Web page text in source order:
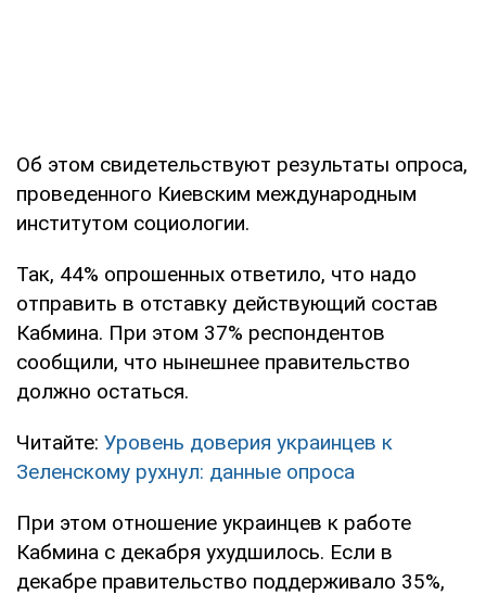
Об этом свидетельствуют результаты опроса,
проведенного Киевским международным
институтом социологии.
Так, 44% опрошенных ответило, что надо
отправить в отставку действующий состав
Кабмина. При этом 37% респондентов
сообщили, что нынешнее правительство
должно остаться.
Читайте: Уровень доверия украинцев к
Зеленскому рухнул: данные опроса
При этом отношение украинцев к работе
Кабмина с декабря ухудшилось. Если в
декабре правительство поддерживало 35%,